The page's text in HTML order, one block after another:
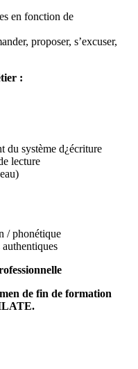
en fonction de
proposer, s’excuser,
:
du système d¿écriture
lecture
/ phonétique
authentiques
de fin de formation